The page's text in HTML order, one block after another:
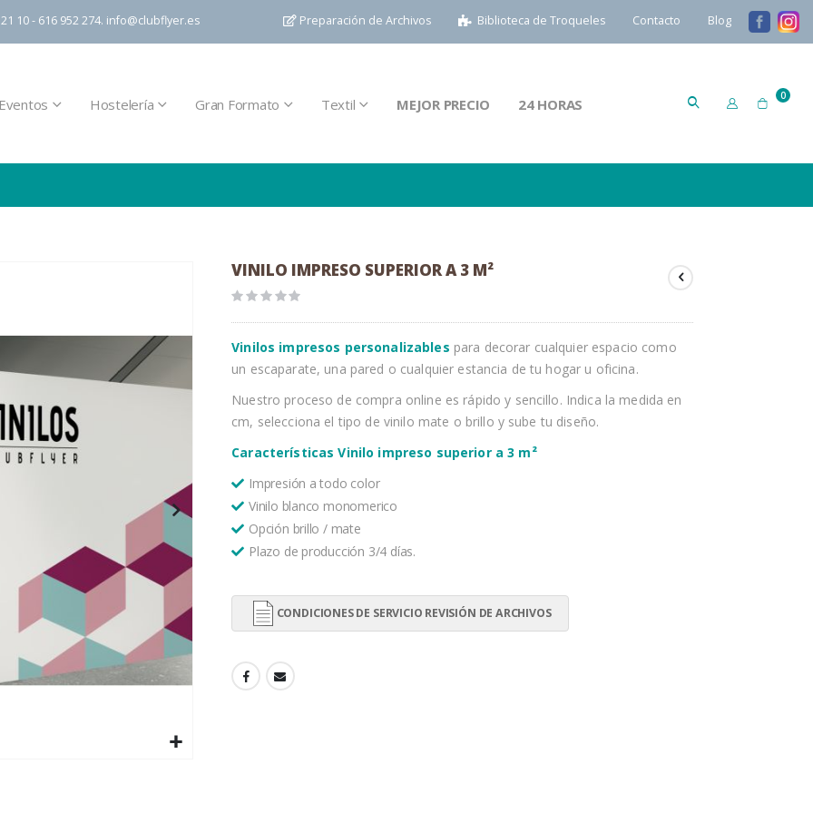
10 - 616 952 274. info@clubflyer.es Preparación de Archivos Biblioteca de Troqueles Contacto Blog
Eventos Hostelería Gran Formato Textil MEJOR PRECIO 24 HORAS Cart
0
VINILO IMPRESO SUPERIOR A 3 M²
Vinilos impresos personalizables para decorar cualquier espacio como
un escaparate, una pared o cualquier estancia de tu hogar u oficina.
Nuestro proceso de compra online es rápido y sencillo. Indica la medida en
cm, selecciona el tipo de vinilo mate o brillo y sube tu diseño.
Características Vinilo impreso superior a 3 m²
Impresión a todo color
Vinilo blanco monomerico
Opción brillo / mate
Plazo de producción 3/4 días.
CONDICIONES DE SERVICIO REVISIÓN DE ARCHIVOS